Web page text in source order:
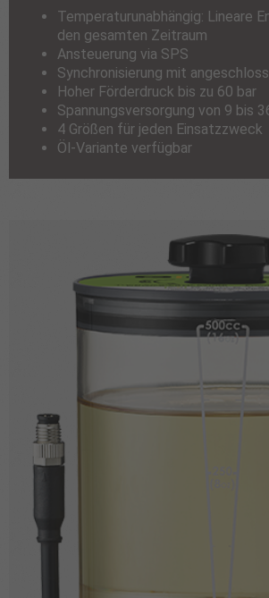
Temperaturunabhängig: Lineare
den gesamten Zeitraum
Ansteuerung via SPS
Synchronisierung mit
Hoher Förderdruck bis zu 60 bar
Spannungsversorgung von 9 bis
4 Größen für jeden Einsatzzweck
Öl-Variante verfügbar